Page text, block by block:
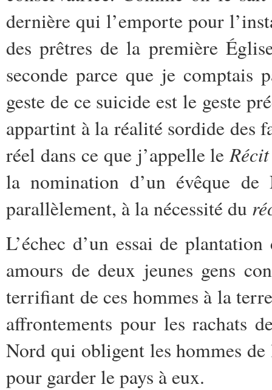
dernière qui l’emporte pour
des prêtres de la première
seconde parce que je comptais
geste de ce suicide est le geste
appartint à la réalité sordide des
réel dans ce que j’appelle le
la nomination d’un évêque de
parallèlement, à la nécessité du
L’échec d’un essai de
amours de deux jeunes gens
terrifiant de ces hommes à la
affrontements pour les rachats
Nord qui obligent les hommes de
pour garder le pays à eux.